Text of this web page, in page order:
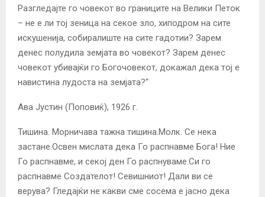
Разгледајте го човекот во границите на Велики Петок
– не е ли тој зеница на секое зло, хиподром на сите
искушенија, собиралиште на сите гадотии? Зарем
денес полудила земјата во човекот? Зарем денес
човекот убивајќи го Богочовекот, докажал дека тој е
навистина лудоста на земјата?“
Ава Јустин (Поповиќ), 1926 г.
Тишина. Морничава тажна тишина.Молк. Се нека
застане.Освен мислата дека Го распнавме Бога! Ние
Го распнавме, и секој ден Го распнуваме.Си го
распнавме Создателот! Севишниот! Дали ви се
верува? Гледајќи не какви сме сосема е јасно дека